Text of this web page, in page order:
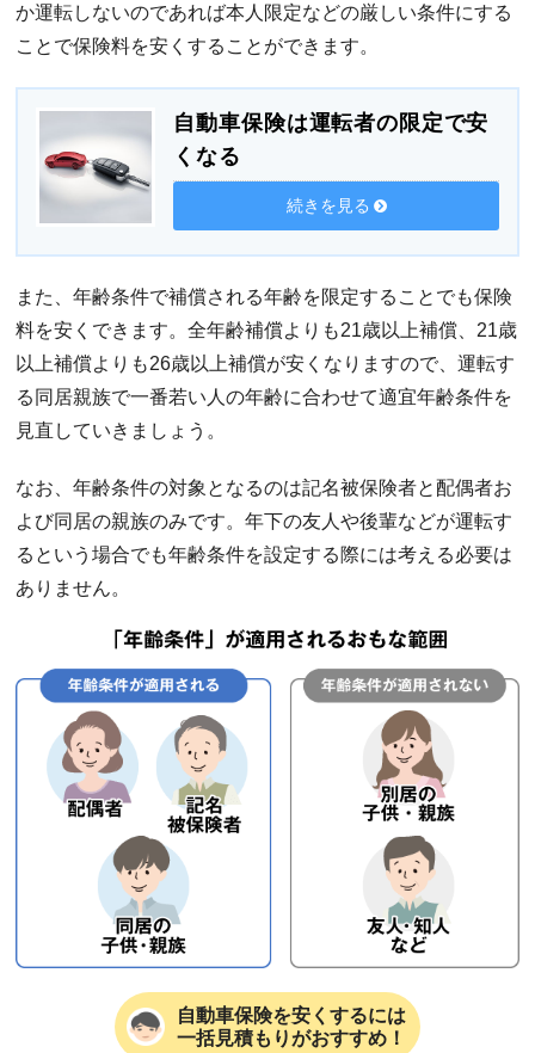
か運転しないのであれば本人限定などの厳しい条件にする
ことで保険料を安くすることができます。
自動車保険は運転者の限定で安
くなる
続きを見る
また、年齢条件で補償される年齢を限定することでも保険
料を安くできます。全年齢補償よりも21歳以上補償、21歳
以上補償よりも26歳以上補償が安くなりますので、運転す
る同居親族で一番若い人の年齢に合わせて適宜年齢条件を
見直していきましょう。
なお、年齢条件の対象となるのは記名被保険者と配偶者お
よび同居の親族のみです。年下の友人や後輩などが運転す
るという場合でも年齢条件を設定する際には考える必要は
ありません。
自動車保険を安くするには
一括見積もりがおすすめ！